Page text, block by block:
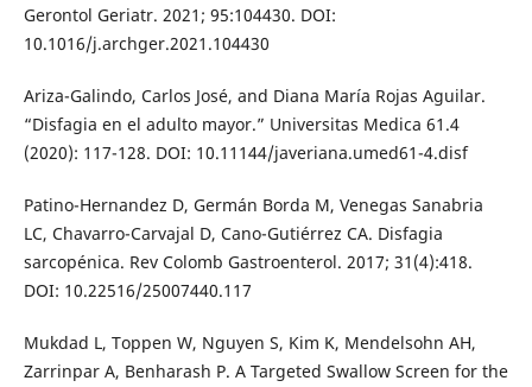
Gerontol Geriatr. 2021; 95:104430. DOI:
10.1016/j.archger.2021.104430
Ariza-Galindo, Carlos José, and Diana María Rojas Aguilar.
“Disfagia en el adulto mayor.” Universitas Medica 61.4
(2020): 117-128. DOI: 10.11144/javeriana.umed61-4.disf
Patino-Hernandez D, Germán Borda M, Venegas Sanabria
LC, Chavarro-Carvajal D, Cano-Gutiérrez CA. Disfagia
sarcopénica. Rev Colomb Gastroenterol. 2017; 31(4):418.
DOI: 10.22516/25007440.117
Mukdad L, Toppen W, Nguyen S, Kim K, Mendelsohn AH,
Zarrinpar A, Benharash P. A Targeted Swallow Screen for the